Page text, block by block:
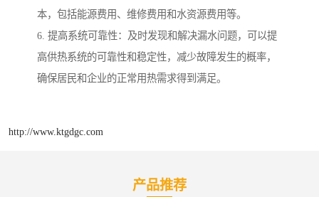
本，包括能源费用、维修费用和水资源费用等。
6. 提高系统可靠性：及时发现和解决漏水问题，可以提
高供热系统的可靠性和稳定性，减少故障发生的概率，
确保居民和企业的正常用热需求得到满足。
http://www.ktgdgc.com
产品推荐